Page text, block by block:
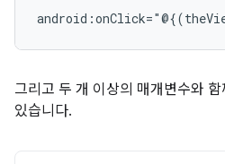
그리고 두 개 이상의 매개변수와
있습니다.